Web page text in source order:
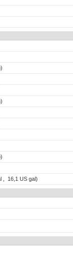
, 16,1 US gal)